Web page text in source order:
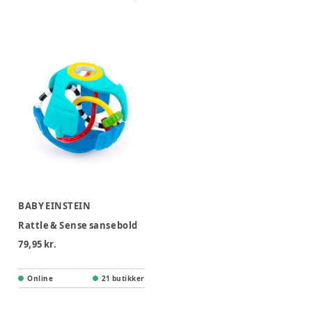
BABY EINSTEIN
Rattle & Sense sansebold
79,95 kr.
Online 21 butikker